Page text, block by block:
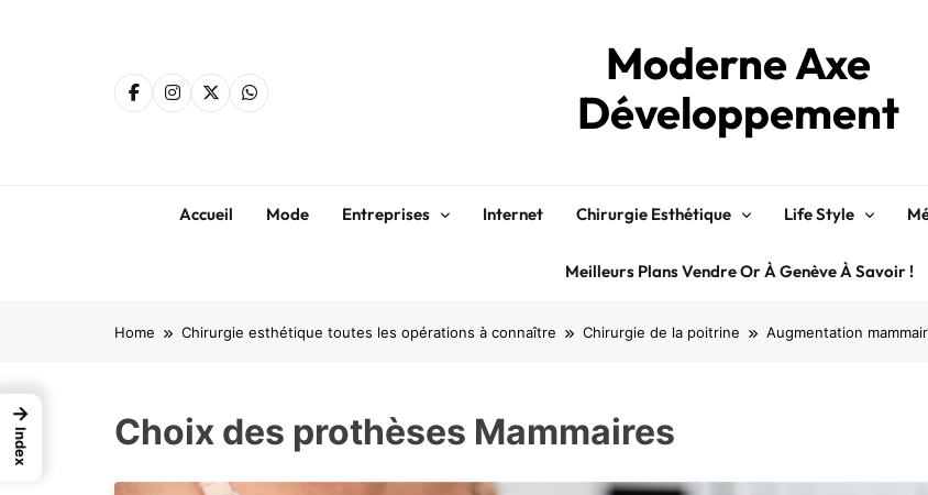
Moderne Axe
Développement
Accueil Mode Entreprises Internet Chirurgie Esthétique Life Style
Meilleurs Plans Vendre Or À Genève À Savoir !
Home Chirurgie esthétique toutes les opérations à connaître Chirurgie de la poitrine Augmentation
Choix des prothèses Mammaires
→
Index